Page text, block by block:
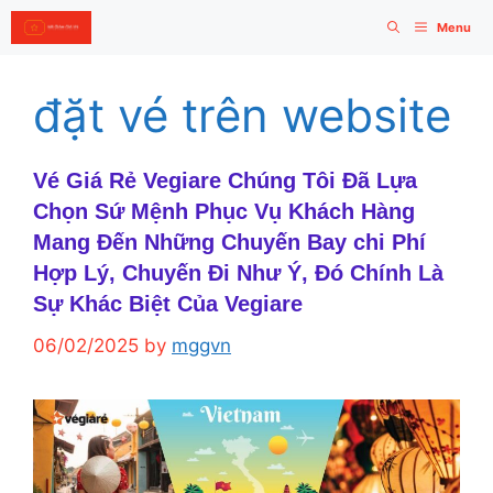
Skip
to
Menu
đặt vé trên website
Vé Giá Rẻ Vegiare Chúng Tôi Đã Lựa
Chọn Sứ Mệnh Phục Vụ Khách Hàng
Mang Đến Những Chuyến Bay chi Phí
Hợp Lý, Chuyến Đi Như Ý, Đó Chính Là
Sự Khác Biệt Của Vegiare
06/02/2025 by mggvn